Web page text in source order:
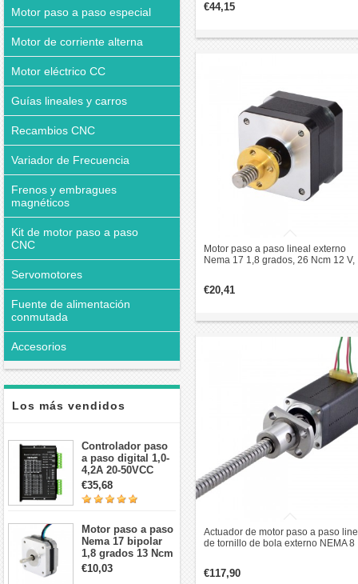
Motor paso a paso especial
Motor de corriente alterna
Motor eléctrico CC
Guías lineales y carros
Recambios CNC
Variador de Frecuencia
Frenos y embragues
magnéticos
Kit de motor paso a paso
CNC
Servomotores
Fuente de alimentación
conmutada
Accesorios
Los más vendidos
Controlador paso
a paso digital 1,0-
4,2A 20-50VCC
para motor paso a
paso Nema 17, 23,
24
€35,68
Motor paso a paso
Nema 17 bipolar
1,8 grados 13 Ncm
1A 3,5 V
42x42x20mm 4
€10,03
€44,15
Motor paso a paso lineal externo
Nema 17 1,8 grados, 26 Ncm 12 V,
€20,41
Actuador de motor paso a paso
de tornillo de bola externo NEMA 8
€117,90